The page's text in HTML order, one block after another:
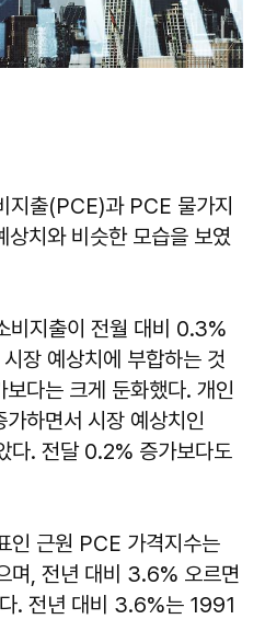
지출(PCE)과 PCE 물가지
치와 비슷한 모습을 보였
비지출이 전월 대비 0.3%
장 예상치에 부합하는 것
다는 크게 둔화했다. 개인
하면서 시장 예상치인
다. 전달 0.2% 증가보다도
인 근원 PCE 가격지수는
며, 전년 대비 3.6% 오르면
. 전년 대비 3.6%는 1991